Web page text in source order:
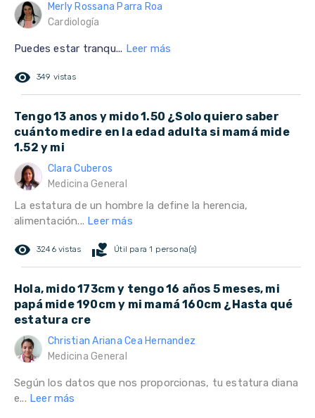
Merly Rossana Parra Roa
Cardiología
Puedes estar tranqu... Leer más
remove_red_eye 349 vistas
Tengo 13 anos y mido 1.50 ¿Solo quiero saber
cuánto medire en la edad adulta si mamá mide
1.52 y mi
Clara Cuberos
Medicina General
La estatura de un hombre la define la herencia,
alimentación... Leer más
remove_red_eye 3246 vistas volunteer_activism Útil para 1 persona(s)
Hola, mido 173cm y tengo 16 años 5 meses, mi
papá mide 190cm y mi mamá 160cm ¿Hasta qué
estatura cre
Christian Ariana Cea Hernandez
Medicina General
Según los datos que nos proporcionas, tu estatura diana
e... Leer más